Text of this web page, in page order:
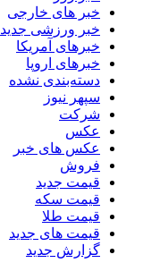
خبر های خارجی
خبر ورزشی جدید
خبرهای آمریکا
خبرهای اروپا
دسته‌بندی نشده
سپهر نیوز
شرکت
عکس
عکس های خبر
فروش
قیمت جدید
قیمت سکه
قیمت طلا
قیمت های جدید
گزارش جدید